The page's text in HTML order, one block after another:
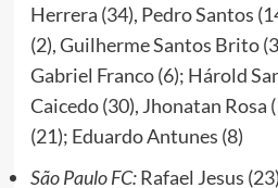
Herrera (34), Pedro Santos
(2), Guilherme Santos Brito
Gabriel Franco (6); Hárold
Caicedo (30), Jhonatan Rosa
(21); Eduardo Antunes (8)
São Paulo FC:Rafael Jesus